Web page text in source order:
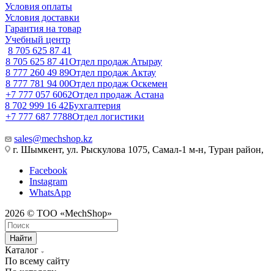
Условия оплаты
Условия доставки
Гарантия на товар
Учебный центр
8 705 625 87 41
8 705 625 87 41Отдел продаж Атырау
8 777 260 49 89Отдел продаж Актау
8 777 781 94 00Отдел продаж Оскемен
+7 777 057 6062Отдел продаж Астана
8 702 999 16 42Бухгалтерия
+7 777 687 7788Отдел логистики
sales@mechshop.kz
г. Шымкент, ул. Рыскулова 1075, ​Самал-1 м-н, Туран район,
Facebook
Instagram
WhatsApp
2026 © ТОО «MechShop»
Найти
Каталог
По всему сайту